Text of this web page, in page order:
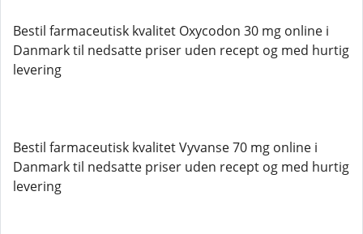
Bestil farmaceutisk kvalitet Oxycodon 30 mg online i
Danmark til nedsatte priser uden recept og med hurtig
levering
Bestil farmaceutisk kvalitet Vyvanse 70 mg online i
Danmark til nedsatte priser uden recept og med hurtig
levering